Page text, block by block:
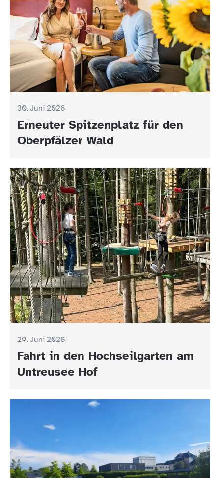
30. Juni 2026
Erneuter Spitzenplatz für den
Oberpfälzer Wald
29. Juni 2026
Fahrt in den Hochseilgarten am
Untreusee Hof